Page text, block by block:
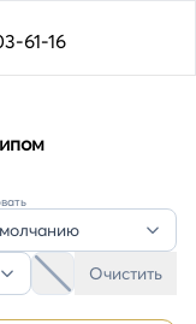
61-16
Очистить